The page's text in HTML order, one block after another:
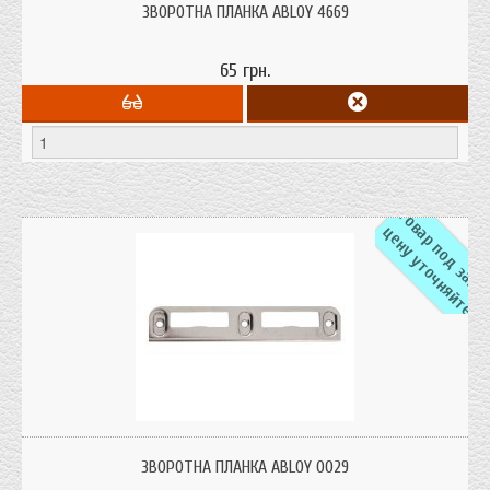
ЗВОРОТНА ПЛАНКА ABLOY 4669
65 грн.
а
ц
е
ЗВОРОТНА ПЛАНКА ABLOY 0029